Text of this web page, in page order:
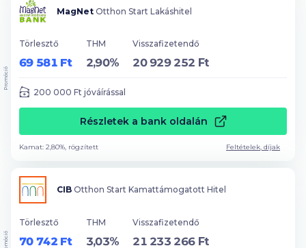
MagNet Otthon Start Lakáshitel
Törlesztő
69 581 Ft
THM
2,90%
Visszafizetendő
20 929 252 Ft
200 000 Ft jóváírással
Részletek a bank oldalán
Kamat: 2,80%, rögzített Feltételek, díjak
Promóció
CIB Otthon Start Kamattámogatott Hitel
Törlesztő
70 742 Ft
THM
3,03%
Visszafizetendő
21 233 266 Ft
Promóció